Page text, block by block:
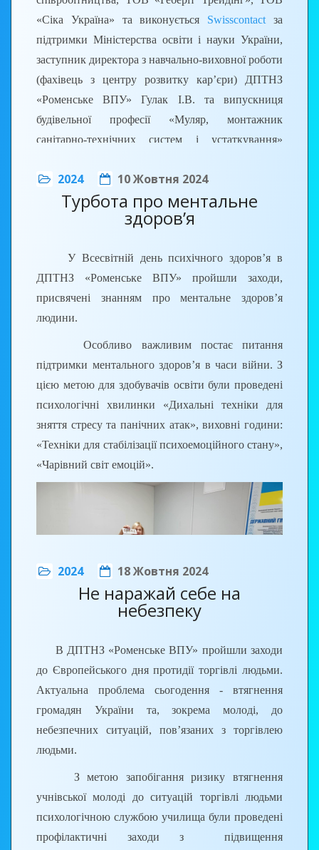
співпраця училища та бізнесу сприяє оновленню
матеріальної бази закладу, впровадженню
новітніх технологій в освітній процес,
підвищенню інтересу до професії та її
популяризації. Наголосив, що конкурсанти мають
великий потенціал, які після закінчення закладу
поповнять робітничі колективи будівельних
теоретична частина – індивідуальне тестування, що
складається з 30 тестових запитань, де учасники
могли набрати максимум 30 балів за виконання;
практична частина «Монтаж зворотнього осмосу»
триває 20 хв. Учасники конкурсу могли набрати
максимум 70 балів за виконання практичної
частини. Практичне завдання виконувалося одним
учасником почергово на одному Конкурсному
«Сіка Україна» та виконується Swisscontact за
підтримки Міністерства освіти і науки України,
заступник директора з навчально-виховної роботи
(фахівець з центру розвитку кар’єри) ДПТНЗ
«Роменське ВПУ» Гулак І.В. та випускниця
будівельної професії «Муляр, монтажник
санітарно-технічних систем і устаткування»
створення і запровадження процесів та
інструментів для професійної орієнтації та
кар’єрного консультування, розвитку навиків
комунікації в професійному середовищі, що
проводяться у місті Києві (UBI Conference Hall).
2024 10 Жовтня 2024
Турбота про ментальне
здоров’я
У Всесвітній день психічного здоров’я в
ДПТНЗ «Роменське ВПУ» пройшли заходи,
присвячені знанням про ментальне здоров’я
людини.
Особливо важливим постає питання
підтримки ментального здоров’я в часи війни. З
цією метою для здобувачів освіти були проведені
психологічні хвилинки «Дихальні техніки для
зняття стресу та панічних атак», виховні години:
«Техніки для стабілізації психоемоційного стану»,
«Чарівний світ емоцій».
2024 18 Жовтня 2024
Не наражай себе на
небезпеку
В ДПТНЗ «Роменське ВПУ» пройшли заходи
до Європейського дня протидії торгівлі людьми.
Актуальна проблема сьогодення - втягнення
громадян України та, зокрема молоді, до
небезпечних ситуацій, пов’язаних з торгівлею
людьми.
З метою запобігання ризику втягнення
учнівської молоді до ситуацій торгівлі людьми
психологічною службою училища були проведені
профілактичні заходи з підвищення